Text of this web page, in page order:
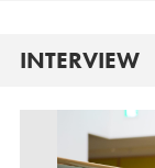
INTERVIEW